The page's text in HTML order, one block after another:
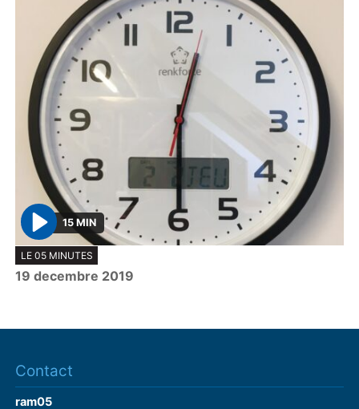
P
l
a
15 MIN
LE 05 MINUTES
19 decembre 2019
Contact
ram05